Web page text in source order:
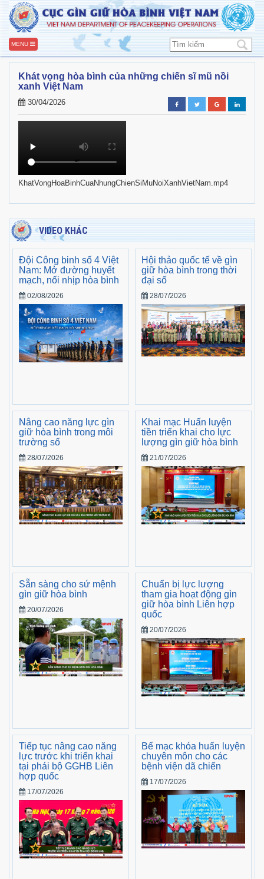
MENU
Khát vọng hòa bình của những chiến sĩ mũ nồi
xanh Việt Nam
30/04/2026
KhatVongHoaBinhCuaNhungChienSiMuNoiXanhVietNam.mp4
VIDEO KHÁC
Đội Công binh số 4 Việt
Nam: Mở đường huyết
mạch, nối nhịp hòa bình
02/08/2026
Hội thảo quốc tế về gìn
giữ hòa bình trong thời
đại số
28/07/2026
Nâng cao năng lực gìn
giữ hòa bình trong môi
trường số
28/07/2026
Khai mạc Huấn luyện
tiền triển khai cho lực
lượng gìn giữ hòa bình
21/07/2026
Sẵn sàng cho sứ mệnh
gìn giữ hòa bình
20/07/2026
Chuẩn bị lực lượng
tham gia hoạt động gìn
giữ hòa bình Liên hợp
quốc
20/07/2026
Tiếp tục nâng cao năng
lực trước khi triển khai
tại phái bộ GGHB Liên
hợp quốc
17/07/2026
Bế mạc khóa huấn luyện
chuyên môn cho các
bệnh viện dã chiến
17/07/2026